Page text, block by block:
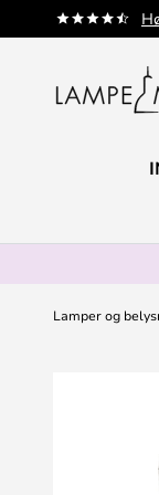
Skip
to
Lamper og